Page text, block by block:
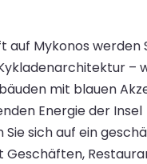
auf Mykonos werden
–
mit blauen
Energie der Insel
Sie sich auf ein
Geschäften,